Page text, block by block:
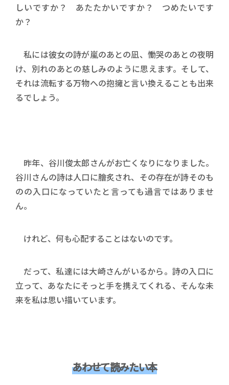
しいですか？ あたたかいですか？ つめたいです
か？
私には彼女の詩が嵐のあとの凪、慟哭のあとの夜明
け、別れのあとの慈しみのように思えます。そして、
それは流転する万物への抱擁と言い換えることも出来
るでしょう。
昨年、谷川俊太郎さんがお亡くなりになりました。
谷川さんの詩は人口に膾炙され、その存在が詩そのも
のの入口になっていたと言っても過言ではありませ
ん。
けれど、何も心配することはないのです。
だって、私達には大崎さんがいるから。詩の入口に
立って、あなたにそっと手を携えてくれる、そんな未
来を私は思い描いています。
あわせて読みたい本